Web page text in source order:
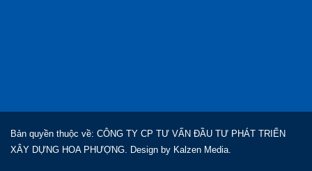
Bản quyền thuộc về: CÔNG TY CP TƯ VẤN ĐẦU TƯ PHÁT TRIỂN
XÂY DỰNG HOA PHƯỢNG. Design by Kalzen Media.